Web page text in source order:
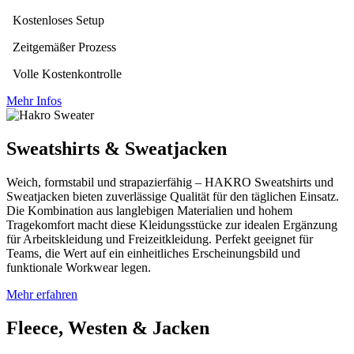
Kostenloses Setup
Zeitgemäßer Prozess
Volle Kostenkontrolle
Mehr Infos
Sweatshirts & Sweatjacken
Weich, formstabil und strapazierfähig – HAKRO Sweatshirts und
Sweatjacken bieten zuverlässige Qualität für den täglichen Einsatz.
Die Kombination aus langlebigen Materialien und hohem
Tragekomfort macht diese Kleidungsstücke zur idealen Ergänzung
für Arbeitskleidung und Freizeitkleidung. Perfekt geeignet für
Teams, die Wert auf ein einheitliches Erscheinungsbild und
funktionale Workwear legen.
Mehr erfahren
Fleece, Westen & Jacken